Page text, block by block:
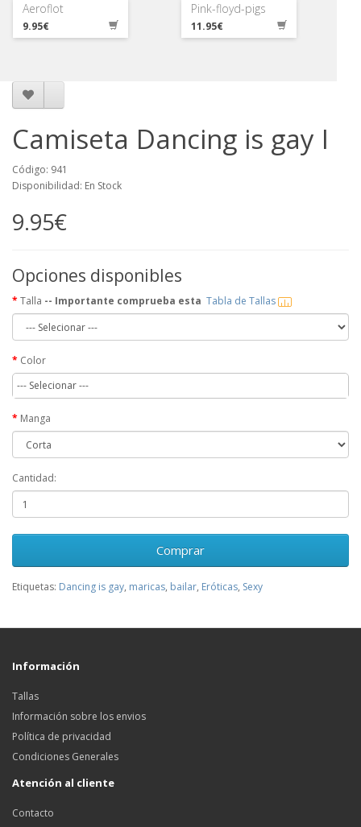
Aeroflot
9.95€
Pink-floyd-pigs
11.95€
Camiseta Dancing is gay I
Código: 941
Disponibilidad: En Stock
9.95€
Opciones disponibles
Talla -- Importante comprueba esta Tabla de Tallas
Color
--- Selecionar ---
Manga
Cantidad:
Comprar
Etiquetas: Dancing is gay, maricas, bailar, Eróticas, Sexy
Información
Tallas
Información sobre los envios
Política de privacidad
Condiciones Generales
Atención al cliente
Contacto